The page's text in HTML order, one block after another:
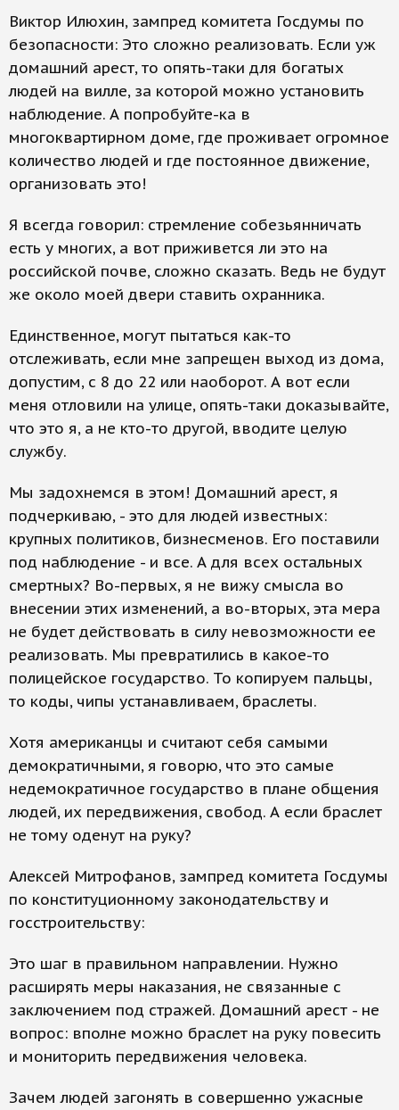
Виктор Илюхин, зампред комитета Госдумы по
безопасности: Это сложно реализовать. Если уж
домашний арест, то опять-таки для богатых
людей на вилле, за которой можно установить
наблюдение. А попробуйте-ка в
многоквартирном доме, где проживает огромное
количество людей и где постоянное движение,
организовать это!
Я всегда говорил: стремление собезьянничать
есть у многих, а вот приживется ли это на
российской почве, сложно сказать. Ведь не будут
же около моей двери ставить охранника.
Единственное, могут пытаться как-то
отслеживать, если мне запрещен выход из дома,
допустим, с 8 до 22 или наоборот. А вот если
меня отловили на улице, опять-таки доказывайте,
что это я, а не кто-то другой, вводите целую
службу.
Мы задохнемся в этом! Домашний арест, я
подчеркиваю, - это для людей известных:
крупных политиков, бизнесменов. Его поставили
под наблюдение - и все. А для всех остальных
смертных? Во-первых, я не вижу смысла во
внесении этих изменений, а во-вторых, эта мера
не будет действовать в силу невозможности ее
реализовать. Мы превратились в какое-то
полицейское государство. То копируем пальцы,
то коды, чипы устанавливаем, браслеты.
Хотя американцы и считают себя самыми
демократичными, я говорю, что это самые
недемократичное государство в плане общения
людей, их передвижения, свобод. А если браслет
не тому оденут на руку?
Алексей Митрофанов, зампред комитета Госдумы
по конституционному законодательству и
госстроительству:
Это шаг в правильном направлении. Нужно
расширять меры наказания, не связанные с
заключением под стражей. Домашний арест - не
вопрос: вполне можно браслет на руку повесить
и мониторить передвижения человека.
Зачем людей загонять в совершенно ужасные